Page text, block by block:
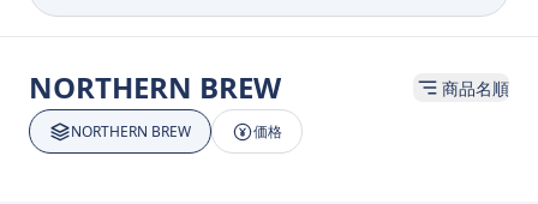
NORTHERN BREW 商品名順
NORTHERN BREW 価格